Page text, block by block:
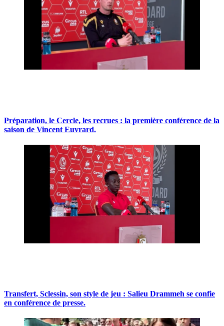
Préparation, le Cercle, les recrues : la première conférence de la
saison de Vincent Euvrard.
Transfert, Sclessin, son style de jeu : Salieu Drammeh se confie
en conférence de presse.